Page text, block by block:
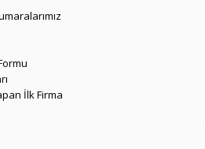
İlk Firma